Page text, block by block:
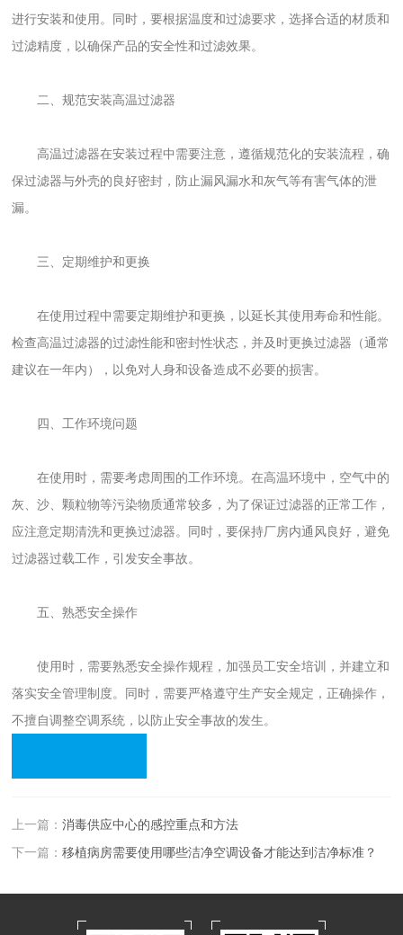
进行安装和使用。同时，要根据温度和过滤要求，选择合适的材质和
过滤精度，以确保产品的安全性和过滤效果。
二、规范安装高温过滤器
高温过滤器在安装过程中需要注意，遵循规范化的安装流程，确
保过滤器与外壳的良好密封，防止漏风漏水和灰气等有害气体的泄
漏。
三、定期维护和更换
在使用过程中需要定期维护和更换，以延长其使用寿命和性能。
检查高温过滤器的过滤性能和密封性状态，并及时更换过滤器（通常
建议在一年内），以免对人身和设备造成不必要的损害。
四、工作环境问题
在使用时，需要考虑周围的工作环境。在高温环境中，空气中的
灰、沙、颗粒物等污染物质通常较多，为了保证过滤器的正常工作，
应注意定期清洗和更换过滤器。同时，要保持厂房内通风良好，避免
过滤器过载工作，引发安全事故。
五、熟悉安全操作
使用时，需要熟悉安全操作规程，加强员工安全培训，并建立和
落实安全管理制度。同时，需要严格遵守生产安全规定，正确操作，
不擅自调整空调系统，以防止安全事故的发生。
上一篇：消毒供应中心的感控重点和方法
下一篇：移植病房需要使用哪些洁净空调设备才能达到洁净标准？